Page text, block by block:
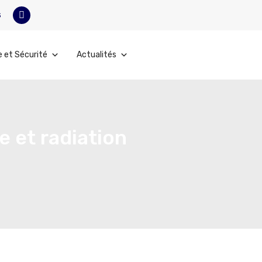
et Sécurité Actualités